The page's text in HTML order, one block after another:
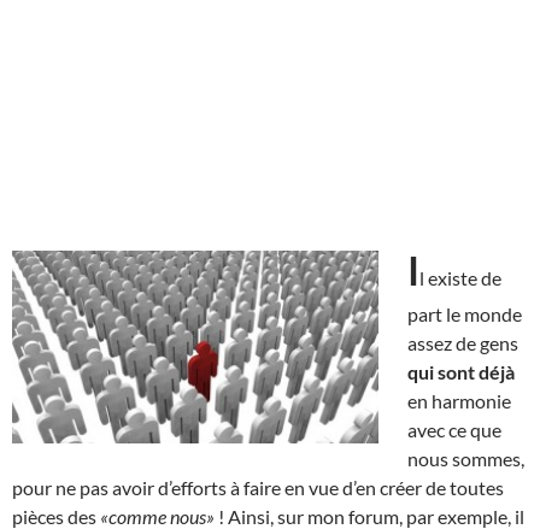
Il existe de
part le monde
assez de gens
qui sont déjà
en harmonie
avec ce que
nous sommes,
pour ne pas avoir d’efforts à faire en vue d’en créer de toutes
pièces des «comme nous» ! Ainsi, sur mon forum, par exemple, il